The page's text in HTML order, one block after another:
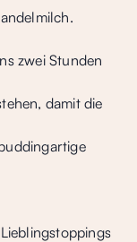
zwei Stunden
damit die